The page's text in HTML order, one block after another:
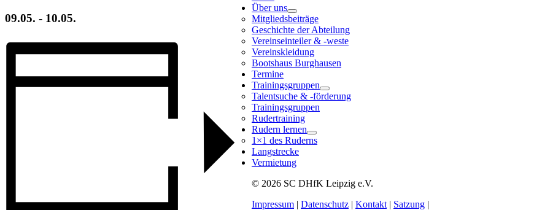
09.05. - 10.05.
Über uns
Mitgliedsbeiträge
Geschichte der Abteilung
Vereinseinteiler & -weste
Vereinskleidung
Bootshaus Burghausen
Termine
Trainingsgruppen
Talentsuche & -förderung
Trainingsgruppen
Rudertraining
Rudern lernen
1×1 des Ruderns
Langstrecke
Vermietung
© 2026 SC DHfK Leipzig e.V.
Impressum | Datenschutz | Kontakt | Satzung |